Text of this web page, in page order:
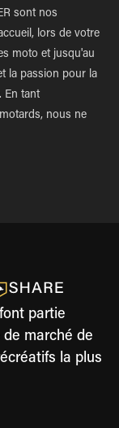
sont nos
lors de votre
moto et jusqu'au
la passion pour la
En tant
nous ne
partie
de marché de
la plus